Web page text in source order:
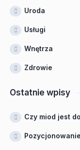
Uroda
Usługi
Wnętrza
Zdrowie
Ostatnie wpisy
Czy miod jest